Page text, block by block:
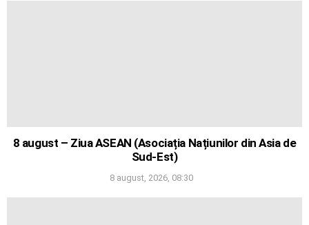
8 august – Ziua ASEAN (Asociația Națiunilor din Asia de
Sud-Est)
8 august, 2026, 08:30